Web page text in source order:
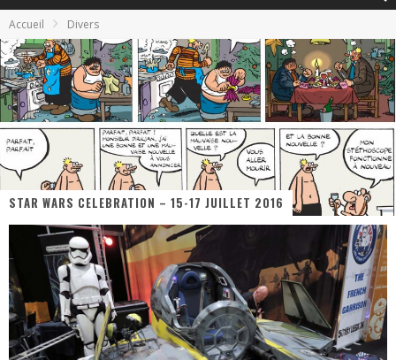
« Le Béton et le Bambou / Propositions pour Mayotte et le Monde. » - Améliorations !
Star Fox
PsyRiver 2026 : la magie revient sur les rives de l’Aar
« MOFUSAND / Parler Japonais » – Des Expressions Pratiques !
« Dr Wertham / L’homme qui étudia les tueurs en série » - Un Métier à Risque !
« Le Vent dand les Saules » - Une Belle Histoire !
« Damn Them All » - Un duo de Choc !
« Love is a Boxing Ring (Tomes 1 & 2) » – Un Passé Trouble !
Accueil Divers
STAR WARS CELEBRATION – 15-17 JUILLET 2016